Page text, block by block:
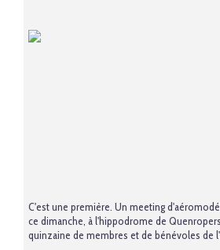
C'est une première. Un meeting
ce dimanche, à l'hippodrome de
quinzaine de membres et de bénévoles de